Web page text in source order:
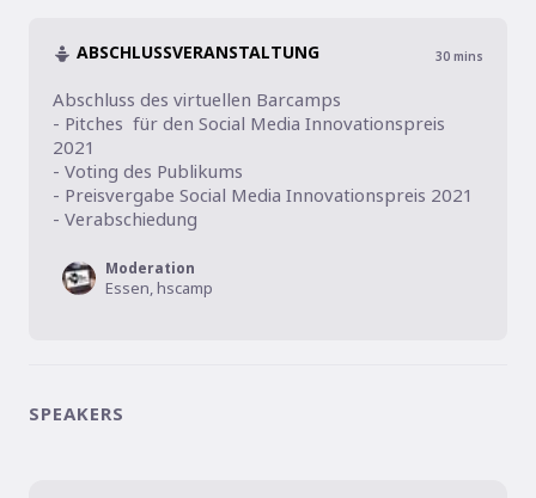
ABSCHLUSSVERANSTALTUNG 30 mins
Abschluss des virtuellen Barcamps
- Pitches  für den Social Media Innovationspreis
2021
- Voting des Publikums
- Preisvergabe Social Media Innovationspreis 2021
- Verabschiedung
Moderation
Essen, hscamp
SPEAKERS